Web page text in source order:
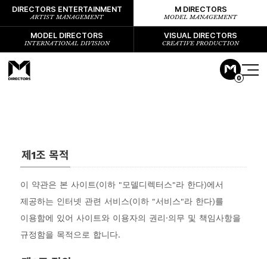
DIRECTORS ENTERTAINMENT
ARTIST MANAGEMENT
M DIRECTORS
MODEL MANAGEMENT
MODEL DIRECTORS
INTERNATIONAL DIVISION
VISUAL DIRECTORS
CREATIVE PRODUCTION
0
제1조 목적
이 약관은 본 사이트(이하 "모델디렉터스"라 한다)에서
제공하는 인터넷 관련 서비스(이하 "서비스"라 한다)를
이용함에 있어 사이트와 이용자의 권리·의무 및 책임사항을
규정함을 목적으로 합니다.